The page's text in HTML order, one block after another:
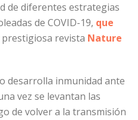
de diferentes estrategias
de COVID-19, que
prestigiosa revista Nature
desarrolla inmunidad ante
vez se levantan las
de volver a la transmisión